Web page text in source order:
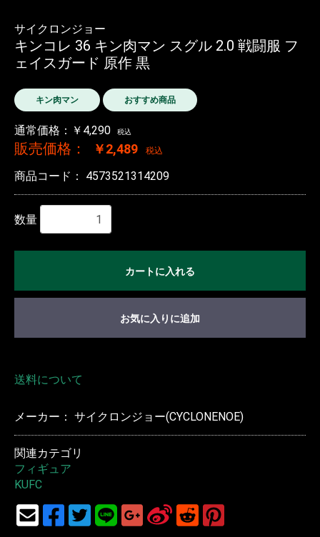
サイクロンジョー
キンコレ 36 キン肉マン スグル 2.0 戦闘服 フ
ェイスガード 原作 黒
キン肉マン おすすめ商品
通常価格：￥4,290 税込
販売価格： ￥2,489 税込
商品コード： 4573521314209
数量
カートに入れる
お気に入りに追加
送料について
メーカー： サイクロンジョー(CYCLONENOE)
関連カテゴリ
フィギュア
KUFC